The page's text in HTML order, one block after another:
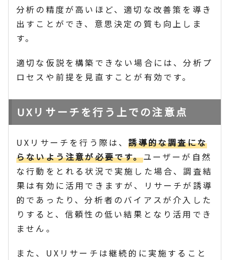
分析の精度が高いほど、適切な改善策を導き
出すことができ、意思決定の質も向上しま
す。
適切な仮説を構築できない場合には、分析プ
ロセスや前提を見直すことが有効です。
UXリサーチを行う上での注意点
UXリサーチを行う際は、誘導的な調査にな
らないよう注意が必要です。ユーザーが自然
な行動をとれる状況で実施した場合、調査結
果は有効に活用できますが、リサーチが誘導
的であったり、分析者のバイアスが介入した
りすると、信頼性の低い結果となり活用でき
ません。
また、UXリサーチは継続的に実施すること